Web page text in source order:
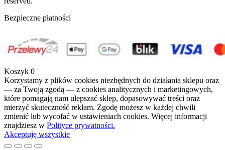
Bezpieczne płatności
Koszyk 0
Korzystamy z plików cookies niezbędnych do działania sklepu oraz
— za Twoją zgodą — z cookies analitycznych i marketingowych,
które pomagają nam ulepszać sklep, dopasowywać treści oraz
mierzyć skuteczność reklam. Zgodę możesz w każdej chwili
zmienić lub wycofać w ustawieniach cookies. Więcej informacji
znajdziesz w Polityce prywatności.
Akceptuję wszystkie